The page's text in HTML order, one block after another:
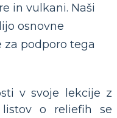
in vulkani. Naši
osnovne
za podporo tega
v svoje lekcije z
o reliefih se